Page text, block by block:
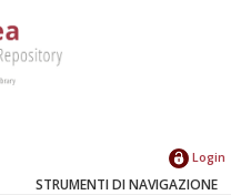
Login
STRUMENTI DI NAVIGAZIONE